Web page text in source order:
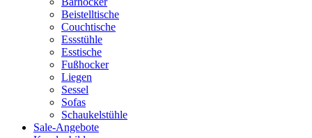
Beistelltische
Couchtische
Essstühle
Esstische
Fußhocker
Liegen
Sessel
Sofas
Schaukelstühle
Sale-Angebote